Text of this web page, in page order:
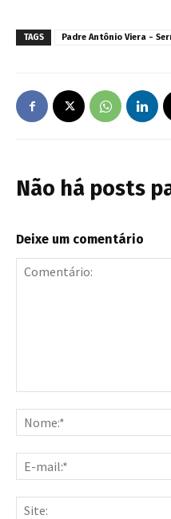
TAGS Padre Antônio Viera -
Não há posts
Deixe um comentário